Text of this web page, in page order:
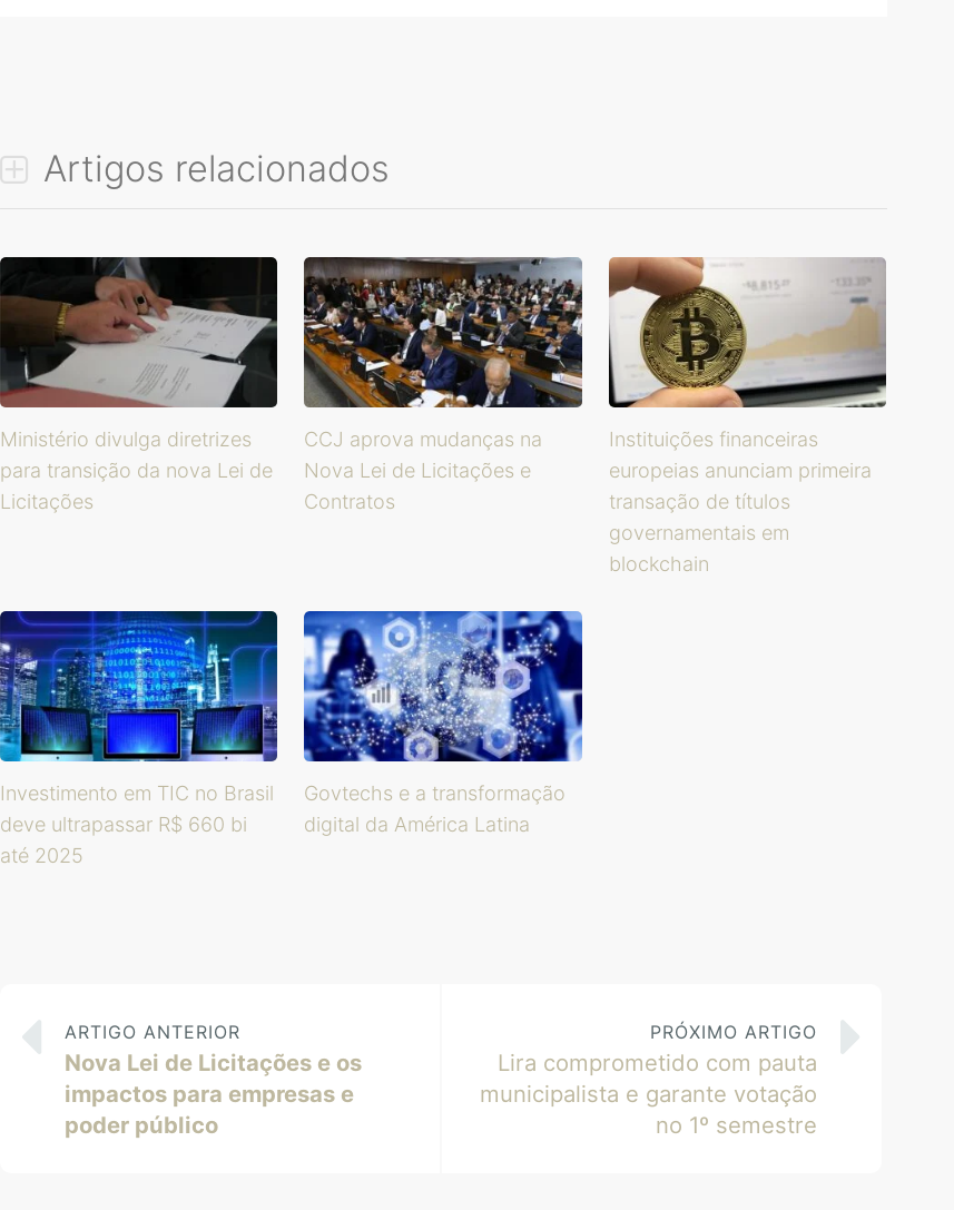
Artigos relacionados
Ministério divulga diretrizes
para transição da nova Lei de
Licitações
CCJ aprova mudanças na
Nova Lei de Licitações e
Contratos
Instituições financeiras
europeias anunciam primeira
transação de títulos
governamentais em
blockchain
Investimento em TIC no Brasil
deve ultrapassar R$ 660 bi
até 2025
Govtechs e a transformação
digital da América Latina
ARTIGO ANTERIOR
Nova Lei de Licitações e os
impactos para empresas e
poder público
PRÓXIMO ARTIGO
Lira comprometido com pauta
municipalista e garante votação
no 1º semestre